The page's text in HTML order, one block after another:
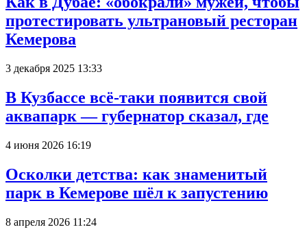
протестировать ультрановый ресторан
Кемерова
3 декабря 2025 13:33
В Кузбассе всё-таки появится свой
аквапарк — губернатор сказал, где
4 июня 2026 16:19
Осколки детства: как знаменитый
парк в Кемерове шёл к запустению
8 апреля 2026 11:24